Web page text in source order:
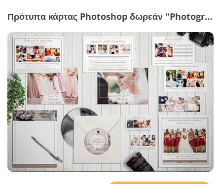
Πρότυπα κάρτας Photoshop δωρεάν "Photography Marketing Templates"